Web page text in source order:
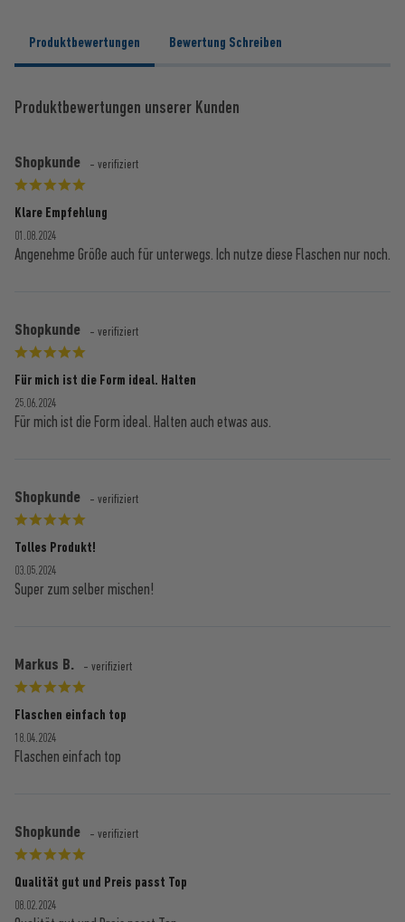
Produktbewertungen Bewertung Schreiben
Produktbewertungen unserer Kunden
Shopkunde - verifiziert
Klare Empfehlung
01.08.2024
Angenehme Größe auch für unterwegs. Ich nutze diese Flaschen nur noch.
Shopkunde - verifiziert
Für mich ist die Form ideal. Halten
25.06.2024
Für mich ist die Form ideal. Halten auch etwas aus.
Shopkunde - verifiziert
Tolles Produkt!
03.05.2024
Super zum selber mischen!
Markus B. - verifiziert
Flaschen einfach top
18.04.2024
Flaschen einfach top
Shopkunde - verifiziert
Qualität gut und Preis passt Top
08.02.2024